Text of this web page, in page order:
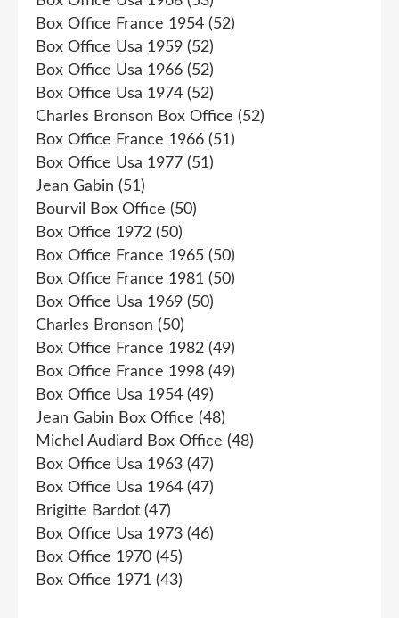
Box Office France 1954 (52)
Box Office Usa 1959 (52)
Box Office Usa 1966 (52)
Box Office Usa 1974 (52)
Charles Bronson Box Office (52)
Box Office France 1966 (51)
Box Office Usa 1977 (51)
Jean Gabin (51)
Bourvil Box Office (50)
Box Office 1972 (50)
Box Office France 1965 (50)
Box Office France 1981 (50)
Box Office Usa 1969 (50)
Charles Bronson (50)
Box Office France 1982 (49)
Box Office France 1998 (49)
Box Office Usa 1954 (49)
Jean Gabin Box Office (48)
Michel Audiard Box Office (48)
Box Office Usa 1963 (47)
Box Office Usa 1964 (47)
Brigitte Bardot (47)
Box Office Usa 1973 (46)
Box Office 1970 (45)
Box Office 1971 (43)